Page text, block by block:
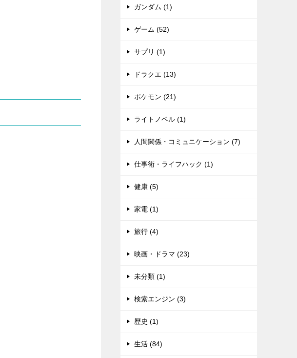
ガンダム (1)
ゲーム (52)
サプリ (1)
ドラクエ (13)
ポケモン (21)
ライトノベル (1)
人間関係・コミュニケーション (7)
仕事術・ライフハック (1)
健康 (5)
家電 (1)
旅行 (4)
映画・ドラマ (23)
未分類 (1)
検索エンジン (3)
歴史 (1)
生活 (84)